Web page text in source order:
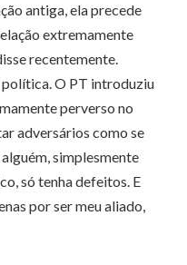
antiga, ela precede
extremamente
recentemente.
O PT introduziu
perverso no
adversários como se
simplesmente
só tenha defeitos. E
por ser meu aliado,